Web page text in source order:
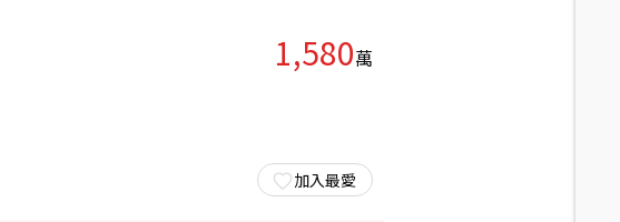
1,580萬
加入最愛